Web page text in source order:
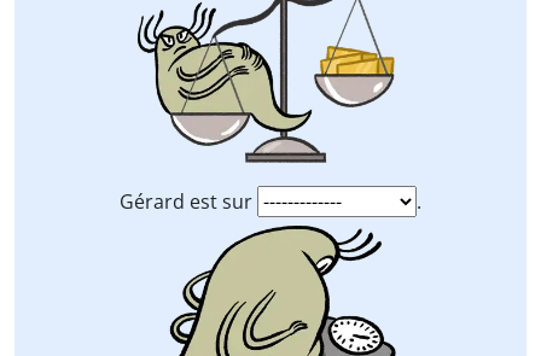
Gérard est sur .